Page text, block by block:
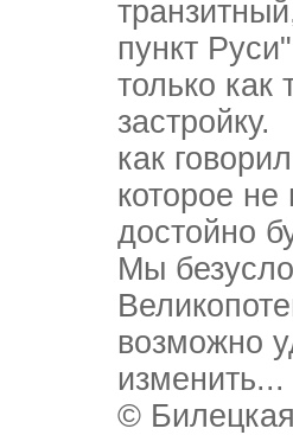
пункт
только как
застройку.
как
которое
достойно
Мы
возможно
изменить...
©